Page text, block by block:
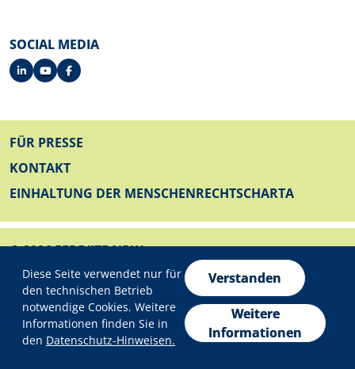
Datenschutzeinstellungen
Diese Seite verwendet nur für
den technischen Betrieb
notwendige Cookies. Weitere
Informationen finden Sie in
den Datenschutz-Hinweisen.
Verstanden
Weitere
Informationen
SOCIAL MEDIA
FUSSZEILE
FÜR PRESSE
KONTAKT
EINHALTUNG DER MENSCHENRECHTSCHARTA
© 2026 EFRE/JTF NRW
FUSSZEILE UNTEN
IMPRESSUM
DATENSCHUTZ
ERKLÄRUNG ZUR BARRIEREFREIHEIT